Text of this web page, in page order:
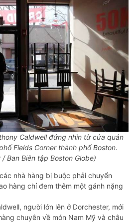
Caldwell đứng nhìn từ cửa quán
Fields Corner thành phố Boston.
Ban Biên tập Boston Globe)
nhà hàng bị buộc phải chuyển
hàng chỉ đem thêm một gánh nặng
người lớn lên ở Dorchester, mới
chuyên về món Nam Mỹ và châu